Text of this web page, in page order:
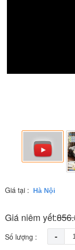
Giá tại :
Giá niêm yết:
Số lượng : -